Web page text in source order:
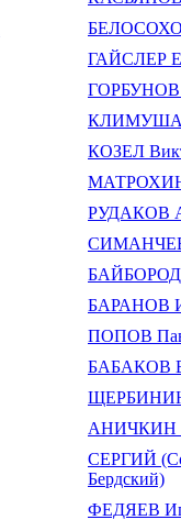
ГАЙСЛЕР
ГОРБУНОВ
КЛИМУША
КОЗЕЛ
МАТРОХИН
РУДАКОВ
СИМАНЧЕВ
БАРАНОВ
ПОПОВ
БАБАКОВ
ЩЕРБИНИН
АНИЧКИН
СЕРГИЙ
Бердский)
ФЕДЯЕВ